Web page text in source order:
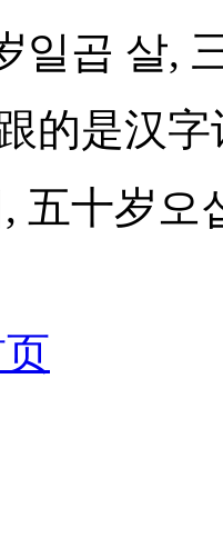
일곱 살,
的是汉字
五十岁오